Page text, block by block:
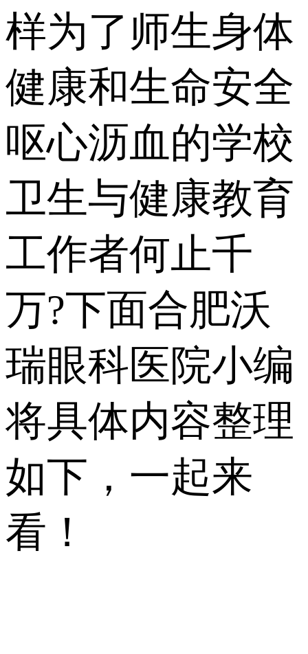
样为了师生身体
健康和生命安全
呕心沥血的学校
卫生与健康教育
工作者何止千
万?下面合肥沃
瑞眼科医院小编
将具体内容整理
如下，一起来
看！